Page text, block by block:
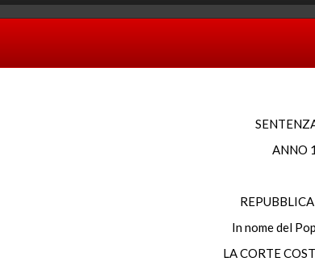
ANNO
In nome del
LA CORTE